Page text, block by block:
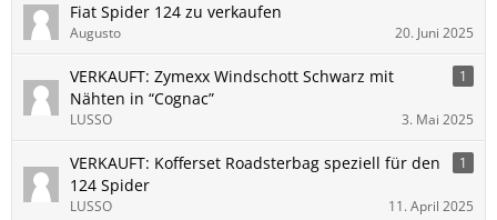
Fiat Spider 124 zu verkaufen
Augusto 20. Juni 2025
VERKAUFT: Zymexx Windschott Schwarz mit
Nähten in “Cognac”
1
LUSSO 3. Mai 2025
VERKAUFT: Kofferset Roadsterbag speziell für den
124 Spider
1
LUSSO 11. April 2025